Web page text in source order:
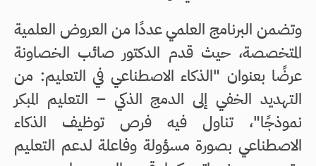
وتضمن البرنامج العلمي عددًا من العروض العلمية
المتخصصة، حيث قدم الدكتور صائب الخصاونة
عرضًا بعنوان "الذكاء الاصطناعي في التعليم: من
التهديد الخفي إلى الدمج الذكي – التعليم المبكر
نموذجًا"، تناول فيه فرص توظيف الذكاء
الاصطناعي بصورة مسؤولة وفاعلة لدعم التعليم